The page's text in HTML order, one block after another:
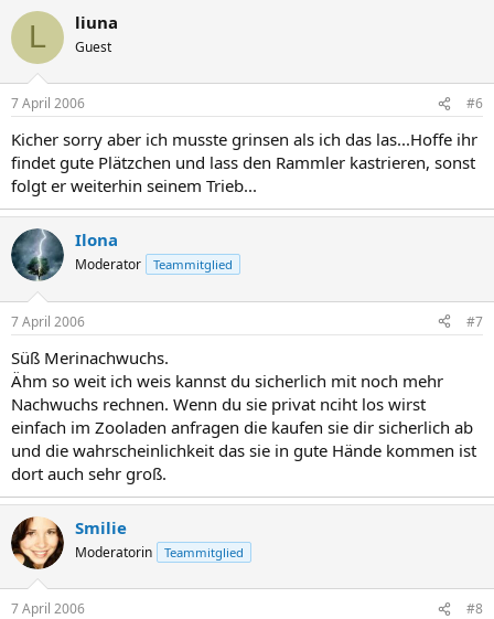
L liuna
Guest
7 April 2006 #6
Kicher sorry aber ich musste grinsen als ich das las...Hoffe ihr
findet gute Plätzchen und lass den Rammler kastrieren, sonst
folgt er weiterhin seinem Trieb...
Ilona
Moderator Teammitglied
7 April 2006 #7
Süß Merinachwuchs.
Ähm so weit ich weis kannst du sicherlich mit noch mehr
Nachwuchs rechnen. Wenn du sie privat nciht los wirst
einfach im Zooladen anfragen die kaufen sie dir sicherlich ab
und die wahrscheinlichkeit das sie in gute Hände kommen ist
dort auch sehr groß.
Smilie
Moderatorin Teammitglied
7 April 2006 #8